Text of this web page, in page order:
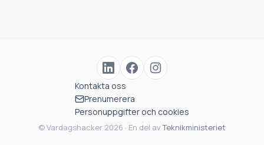
Kontakta oss
Prenumerera
Personuppgifter och cookies
© Vardagshacker 2026 · En del avTeknikministeriet